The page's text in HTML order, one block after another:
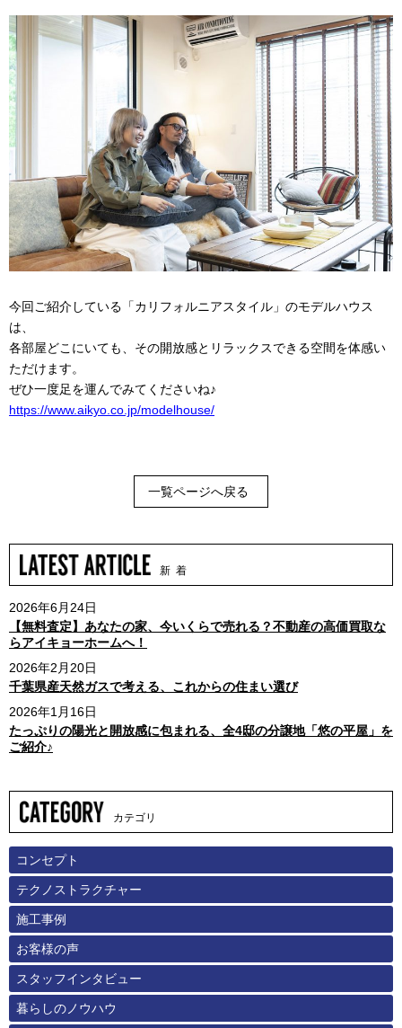
今回ご紹介している「カリフォルニアスタイル」のモデルハウス
は、
各部屋どこにいても、その開放感とリラックスできる空間を体感い
ただけます。
ぜひ一度足を運んでみてくださいね♪
https://www.aikyo.co.jp/modelhouse/
一覧ページへ戻る
新 着
2026年6月24日
【無料査定】あなたの家、今いくらで売れる？不動産の高価買取な
らアイキョーホームへ！
2026年2月20日
千葉県産天然ガスで考える、これからの住まい選び
2026年1月16日
たっぷりの陽光と開放感に包まれる、全4邸の分譲地「悠の平屋」を
ご紹介♪
カテゴリ
コンセプト
テクノストラクチャー
施工事例
お客様の声
スタッフインタビュー
暮らしのノウハウ